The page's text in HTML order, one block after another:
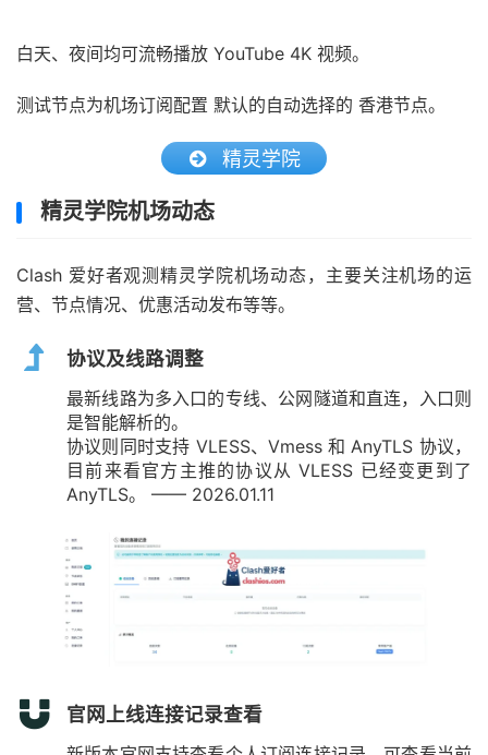
白天、夜间均可流畅播放 YouTube 4K 视频。
测试节点为机场订阅配置 默认的自动选择的 香港节点。
精灵学院
精灵学院机场动态
Clash 爱好者观测精灵学院机场动态，主要关注机场的运
营、节点情况、优惠活动发布等等。
协议及线路调整
最新线路为多入口的专线、公网隧道和直连，入口则
是智能解析的。
协议则同时支持 VLESS、Vmess 和 AnyTLS 协议，
目前来看官方主推的协议从 VLESS 已经变更到了
AnyTLS。 —— 2026.01.11
官网上线连接记录查看